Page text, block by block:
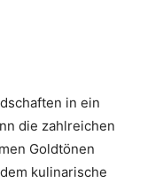
in ein
die zahlreichen
Goldtönen
kulinarische